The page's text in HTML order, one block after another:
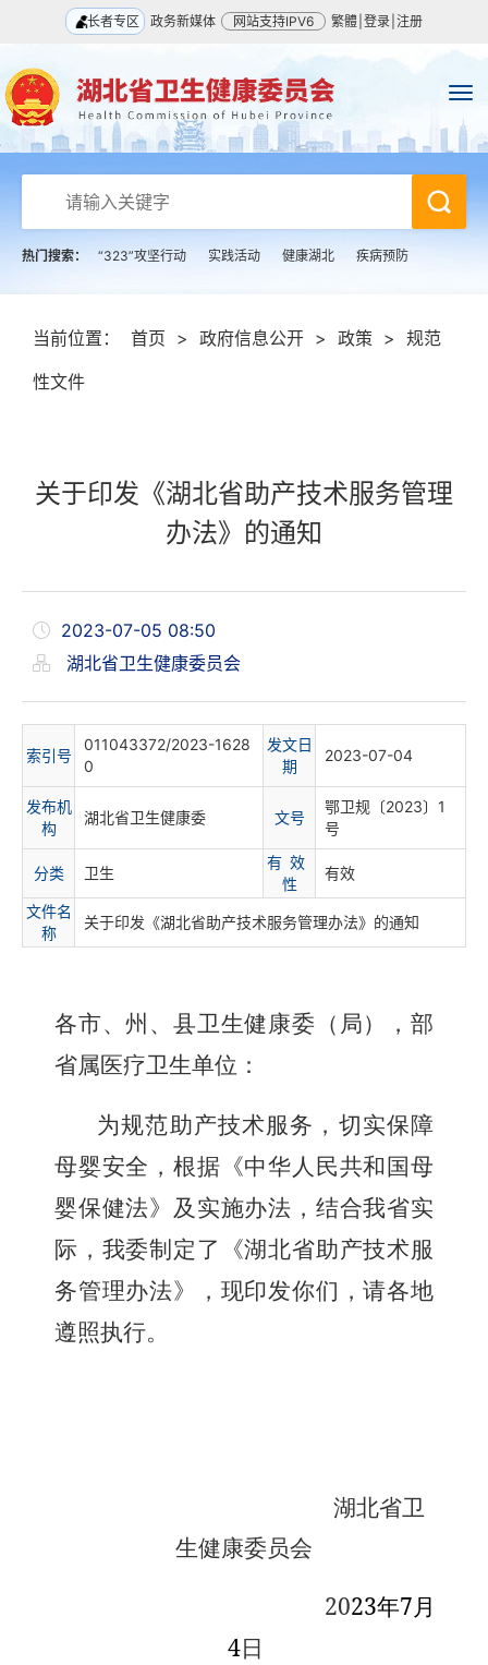
长者专区 政务新媒体 网站支持IPV6 繁體 登录 注册
热门搜索： “323”攻坚行动 实践活动 健康湖北 疾病预防
当前位置： 首页 > 政府信息公开 > 政策 > 规范
性文件
关于印发《湖北省助产技术服务管理
办法》的通知
2023-07-05 08:50
湖北省卫生健康委员会
索引号
011043372/2023-1628
0
发文日
期
2023-07-04
发布机
构
湖北省卫生健康委 文号
鄂卫规〔2023〕1
号
分类 卫生
有 效
性
有效
文件名
称
关于印发《湖北省助产技术服务管理办法》的通知
各市、州、县卫生健康委（局），部
省属医疗卫生单位：
为规范助产技术服务，切实保障
母婴安全，根据《中华人民共和国母
婴保健法》及实施办法，结合我省实
际，我委制定了《湖北省助产技术服
务管理办法》，现印发你们，请各地
遵照执行。
湖北省卫
生健康委员会
2023年7月
4日